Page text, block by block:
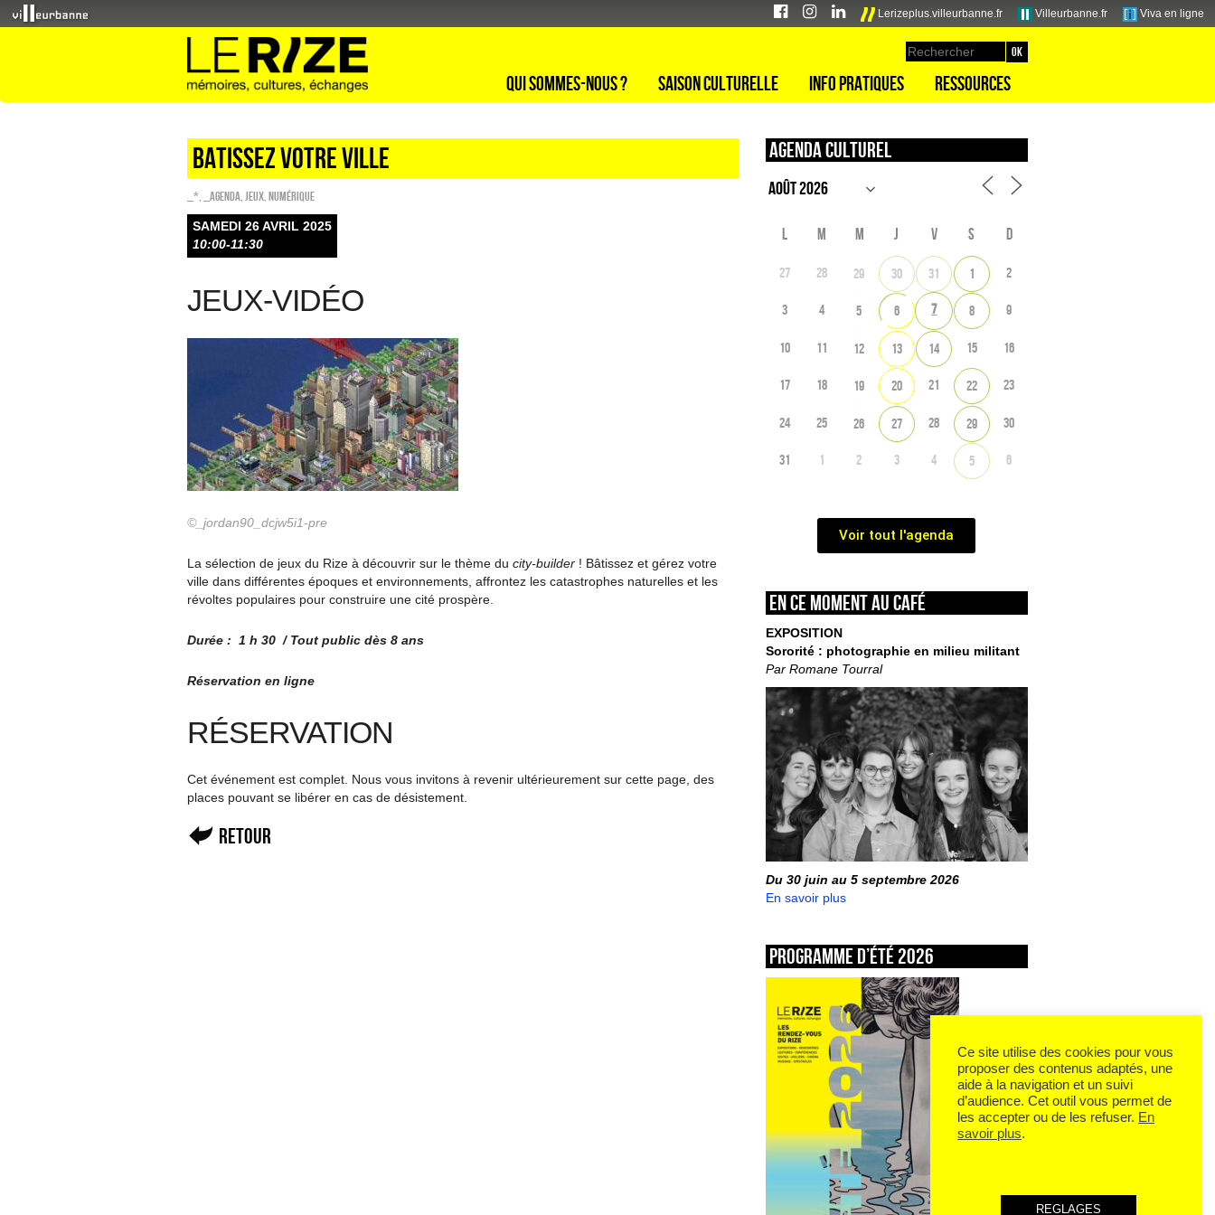
Lerizeplus.villeurbanne.fr Villeurbanne.fr Viva en ligne
Qui sommes-nous ? Saison culturelle Info pratiques Ressources
BATISSEZ VOTRE VILLE
_* _Agenda Jeux Numérique
SAMEDI 26 AVRIL 2025
10:00-11:30
JEUX-VIDÉO
©_jordan90_dcjw5i1-pre
La sélection de jeux du Rize à découvrir sur le thème du city-builder ! Bâtissez et gérez votre
ville dans différentes époques et environnements, affrontez les catastrophes naturelles et les
révoltes populaires pour construire une cité prospère.
Durée : 1 h 30 / Tout public dès 8 ans
Réservation en ligne
RÉSERVATION
Cet événement est complet. Nous vous invitons à revenir ultérieurement sur cette page, des
places pouvant se libérer en cas de désistement.
Retour
Agenda culturel
L M M J V S D
27 28 29 30 31 1 2
3 4 5 6 7 8 9
10 11 12 13 14 15 16
17 18 19 20 21 22 23
24 25 26 27 28 29 30
31 1 2 3 4 5 6
Voir tout l'agenda
En ce moment au café
EXPOSITION
Sororité : photographie en milieu militant
Par Romane Tourral
Du 30 juin au 5 septembre 2026
En savoir plus
Programme d’été 2026
Ce site utilise des cookies pour vous
proposer des contenus adaptés, une
aide à la navigation et un suivi
d’audience. Cet outil vous permet de
les accepter ou de les refuser. En
savoir plus.
REGLAGES